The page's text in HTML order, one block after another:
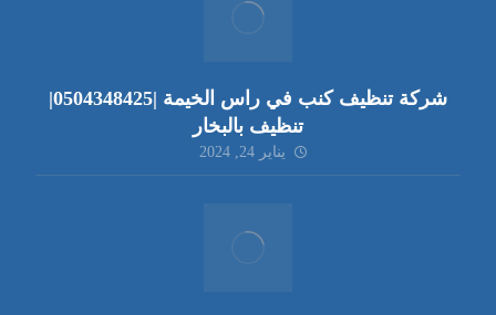
شركة تنظيف كنب في راس الخيمة |0504348425|
تنظيف بالبخار
يناير 24, 2024